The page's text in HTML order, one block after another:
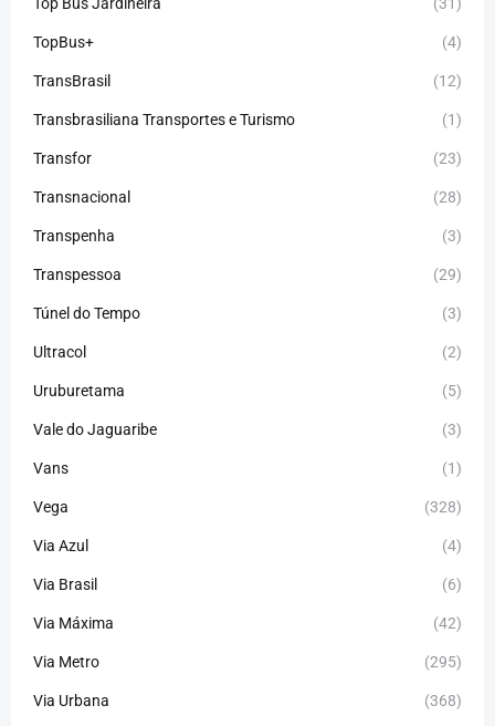
Top Bus Jardineira (31)
TopBus+ (4)
TransBrasil (12)
Transbrasiliana Transportes e Turismo (1)
Transfor (23)
Transnacional (28)
Transpenha (3)
Transpessoa (29)
Túnel do Tempo (3)
Ultracol (2)
Uruburetama (5)
Vale do Jaguaribe (3)
Vans (1)
Vega (328)
Via Azul (4)
Via Brasil (6)
Via Máxima (42)
Via Metro (295)
Via Urbana (368)